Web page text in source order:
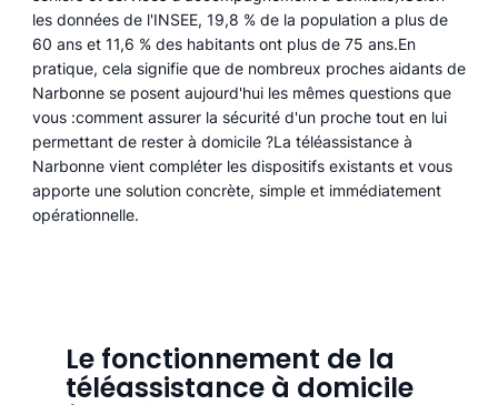
les données de l'INSEE, 19,8 % de la population a plus de
60 ans et 11,6 % des habitants ont plus de 75 ans.En
pratique, cela signifie que de nombreux proches aidants de
Narbonne se posent aujourd'hui les mêmes questions que
vous :comment assurer la sécurité d'un proche tout en lui
permettant de rester à domicile ?La téléassistance à
Narbonne vient compléter les dispositifs existants et vous
apporte une solution concrète, simple et immédiatement
opérationnelle.
Le fonctionnement de la
téléassistance à domicile